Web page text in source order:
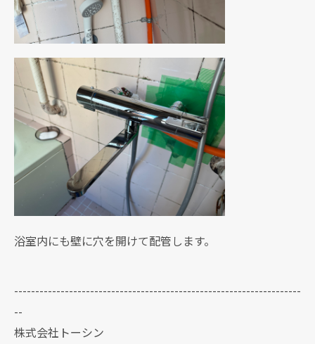
浴室内にも壁に穴を開けて配管します。
--------------------------------------------------------------------
--
株式会社トーシン